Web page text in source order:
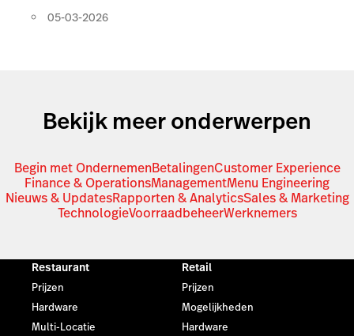
05-03-2026
Bekijk meer onderwerpen
Begin met OndernemenBetalingenCustomer Experience
Finance & OperationsManagementMenu Engineering
Nieuws & UpdatesRapporten & AnalyticsSales & Marketing
TechnologieVoorraadbeheerWerknemers
Restaurant
Prijzen
Hardware
Multi-Locatie
Retail
Prijzen
Mogelijkheden
Hardware